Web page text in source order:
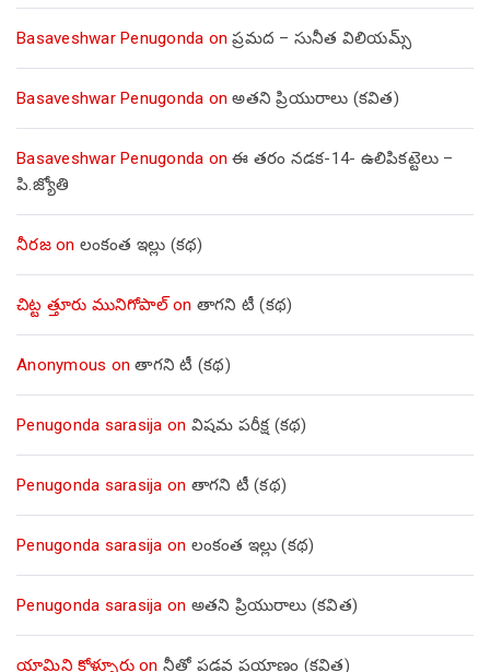
Basaveshwar Penugonda onప్రమద – సునీత విలియమ్స్
Basaveshwar Penugonda onఅతని ప్రియురాలు (కవిత)
Basaveshwar Penugonda onఈ తరం నడక-14- ఉలిపికట్టెలు –
పి.జ్యోతి
నీరజon లంకంత ఇల్లు (కథ)
చిట్ట త్తూరు మునిగోపాల్on తాగని టీ (కథ)
Anonymous onతాగని టీ (కథ)
Penugonda sarasija on విషమ పరీక్ష (క‌థ‌)
Penugonda sarasija on తాగని టీ (కథ)
Penugonda sarasija on లంకంత ఇల్లు (కథ)
Penugonda sarasija on అతని ప్రియురాలు (కవిత)
యామిని కోళ్ళూరుon నీతో పడవ ప్రయాణం (కవిత)